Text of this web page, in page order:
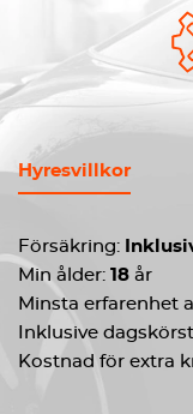
Hyresvillkor
Försäkring:
Min ålder: 18 år
Minsta erfarenhet
Inklusive
Kostnad för extra